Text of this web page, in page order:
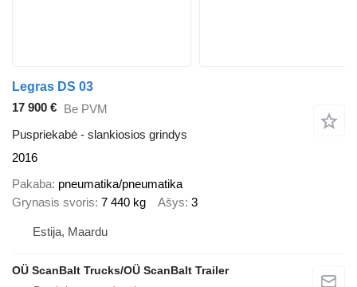
Legras DS 03
17 900 € Be PVM
Puspriekabė - slankiosios grindys
2016
Pakaba pneumatika/pneumatika
Grynasis svoris 7 440 kg Ašys 3
Estija, Maardu
OÜ ScanBalt Trucks/OÜ ScanBalt Trailer